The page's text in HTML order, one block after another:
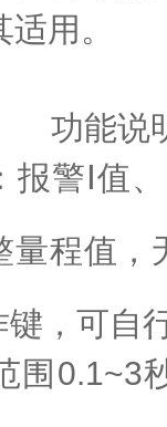
用。
功能说
报警Ⅰ值
量程值，
，可自
围 0.1~3